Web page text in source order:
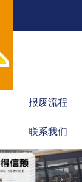
报废流程
联系我们